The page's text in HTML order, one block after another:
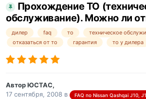
Прохождение ТО
обслуживание). Можно ли
дилер faq то
техническое
отказаться от то
гарантия то у дилера
АвторЮСТАС,
17 сентября, 2008 в FAQ по Nissan Qashqai J10,